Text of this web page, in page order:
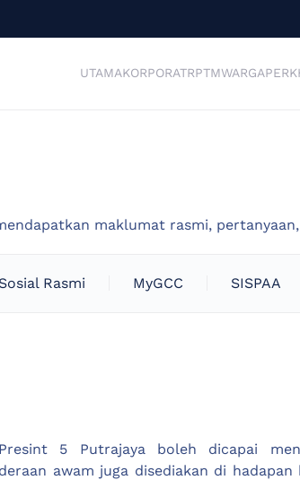
UTAMAKORPORATRPTMWARGA
maklumat rasmi,
Rasmi MyGCC SISPAA
5 Putrajaya boleh dicapai
awam juga disediakan di hadapan